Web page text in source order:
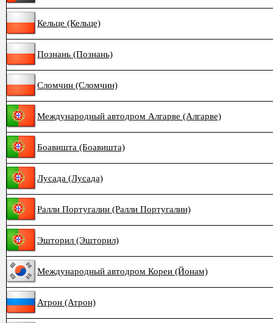
Кельце (Кельце)
Познань (Познань)
Сломчин (Сломчин)
Международный автодром Алгарве (Алгарве)
Боавишта (Боавишта)
Лусада (Лусада)
Ралли Португалии (Ралли Португалии)
Эшторил (Эшторил)
Международный автодром Кореи (Йонам)
Атрон (Атрон)